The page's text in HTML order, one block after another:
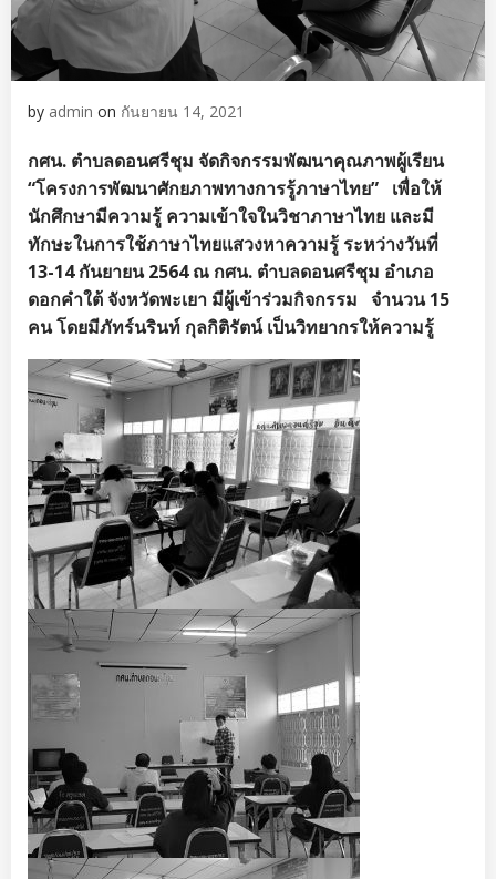
by admin on กันยายน 14, 2021
กศน. ตำบลดอนศรีชุม จัดกิจกรรมพัฒนาคุณภาพผู้เรียน
“โครงการพัฒนาศักยภาพทางการรู้ภาษาไทย” เพื่อให้
นักศึกษามีความรู้ ความเข้าใจในวิชาภาษาไทย และมี
ทักษะในการใช้ภาษาไทยแสวงหาความรู้ ระหว่างวันที่
13-14 กันยายน 2564 ณ กศน. ตำบลดอนศรีชุม อำเภอ
ดอกคำใต้ จังหวัดพะเยา มีผู้เข้าร่วมกิจกรรม จำนวน15
คน โดยมีภัทร์นรินท์ กุลกิติรัตน์ เป็นวิทยากรให้ความรู้